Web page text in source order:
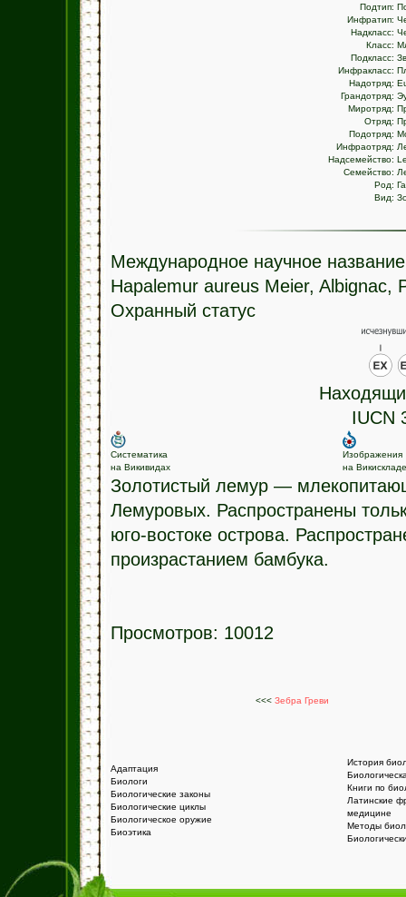
Подтип:
Инфратип:
Надкласс:
Класс:
Подкласс:
Инфракласс:
Надотряд:
Грандотряд:
Миротряд:
Отряд:
Подотряд:
Инфраотряд:
Надсемейство:
Семейство:
Род:
Вид:
Международное научное название
Hapalemur aureus Meier, Albignac,
Охранный статус
IUCN
Систематика
на Викивидах
Изображения
на Викискладе
Золотистый лемур —
Лемуровых. Распространены
юго-востоке острова.
произрастанием бамбука.
Просмотров: 10012
<<< Зебра Греви
Адаптация
Биологи
Биологические законы
Биологические циклы
Биологическое оружие
Биоэтика
История
Книги по
Латинские
медицине
Методы